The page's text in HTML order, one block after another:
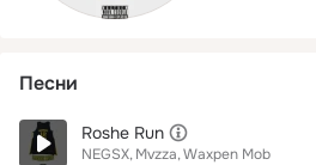
Песни
Roshe Run
NEGSX Mvzza Waxpen Mob